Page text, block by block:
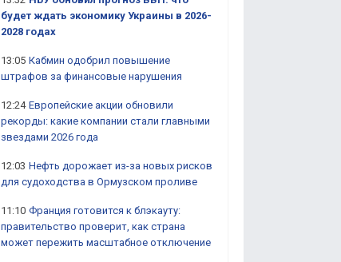
будет ждать экономику Украины в 2026-
2028 годах
13:05 Кабмин одобрил повышение
штрафов за финансовые нарушения
12:24 Европейские акции обновили
рекорды: какие компании стали главными
звездами 2026 года
12:03 Нефть дорожает из-за новых рисков
для судоходства в Ормузском проливе
11:10 Франция готовится к блэкауту:
правительство проверит, как страна
может пережить масштабное отключение